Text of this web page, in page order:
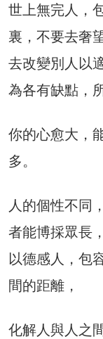
世上無完人，
裏，不要去奢
去改變別人以
為各有缺點，
你的心愈大，
多。
人的個性不同
者能博採眾長
以德感人，包
間的距離，
化解人與人之